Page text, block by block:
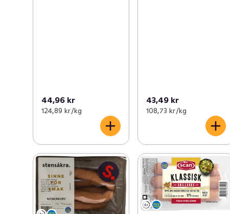
44,96 kr
124,89 kr /kg
43,49 kr
108,73 kr /kg